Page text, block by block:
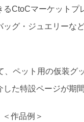
CtoCマーケットプ
グ・ジュエリーな
ペット用の仮装グ
た特設ページが期
＜作品例＞